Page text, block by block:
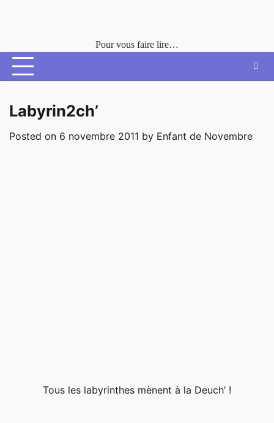
Pour vous faire lire…
Labyrin2ch’
Posted on 6 novembre 2011 by Enfant de Novembre
Tous les labyrinthes mènent à la Deuch’ !